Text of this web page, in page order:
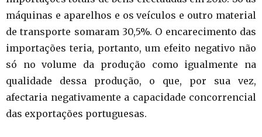
máquinas e aparelhos e os veículos e outro material
de transporte somaram 30,5%. O encarecimento das
importações teria, portanto, um efeito negativo não
só no volume da produção como igualmente na
qualidade dessa produção, o que, por sua vez,
afectaria negativamente a capacidade concorrencial
das exportações portuguesas.